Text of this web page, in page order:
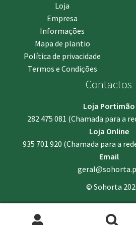
Loja
Empresa
Informações
Mapa de plantio
Política de privacidade
Termos e Condições
Contactos
Loja Portimão
282 475 081 (Chamada para a
Loja Online
935 701 920 (Chamada para a
Email
© Sohorta